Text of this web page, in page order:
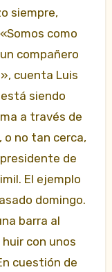
siempre,
como
compañero
cuenta Luis
siendo
a través de
o no tan cerca,
de
El ejemplo
domingo.
barra al
con unos
cuestión de